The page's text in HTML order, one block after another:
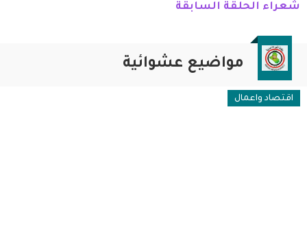
شعراء الحلقة السابقة
مواضيع عشوائية
اقتصاد واعمال